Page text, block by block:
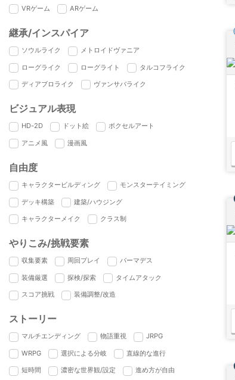
VRゲーム ARゲーム
継承/インスパイア
ソウルライク メトロイドヴァニア
ローグライク ローグライト タルコフライク
ディアブロライク ヴァンサバライク
ビジュアル表現
HD-2D ドット絵 ボクセルアート
アニメ風 漫画風
自由度
キャラクタービルディング モンスターテイミング
デッキ構築 建築/ハウジング
キャラクターメイク クラス制
やりこみ/挑戦要素
収集要素 周回プレイ パーマデス
装備厳選 探検/探索 タイムアタック
スコア挑戦 装備調整/改造
ストーリー
マルチエンディング 物語重視 JRPG
WRPG 選択による分岐 直線的な進行
短時間 濃密な世界観/設定 進め方が自由